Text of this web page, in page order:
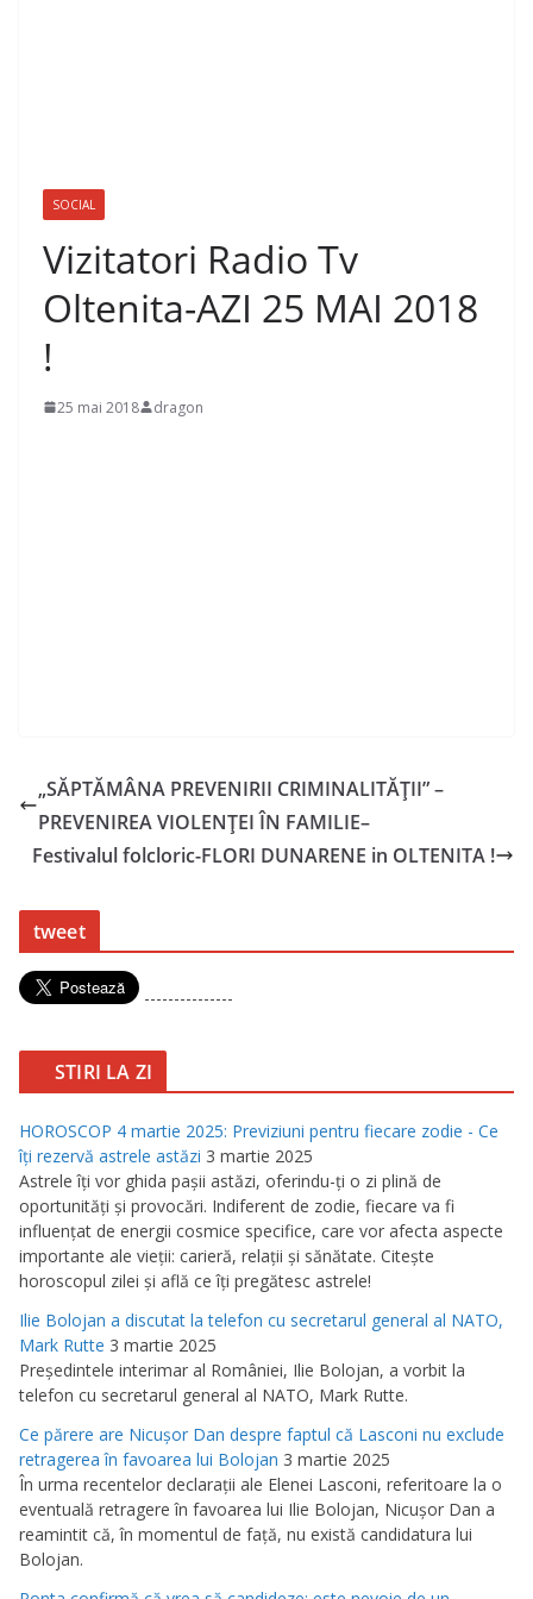
SOCIAL
Vizitatori Radio Tv
Oltenita-AZI 25 MAI 2018
!
25 mai 2018 dragon
„SĂPTĂMÂNA PREVENIRII CRIMINALITĂŢII” –
PREVENIREA VIOLENȚEI ÎN FAMILIE–
Festivalul folcloric-FLORI DUNARENE in OLTENITA !
tweet
---------------
STIRI LA ZI
HOROSCOP 4 martie 2025: Previziuni pentru fiecare zodie - Ce
îţi rezervă astrele astăzi 3 martie 2025
Astrele îţi vor ghida paşii astăzi, oferindu-ţi o zi plină de
oportunităţi şi provocări. Indiferent de zodie, fiecare va fi
influenţat de energii cosmice specifice, care vor afecta aspecte
importante ale vieţii: carieră, relaţii şi sănătate. Citeşte
horoscopul zilei şi află ce îţi pregătesc astrele!
Ilie Bolojan a discutat la telefon cu secretarul general al NATO,
Mark Rutte 3 martie 2025
Preşedintele interimar al României, Ilie Bolojan, a vorbit la
telefon cu secretarul general al NATO, Mark Rutte.
Ce părere are Nicuşor Dan despre faptul că Lasconi nu exclude
retragerea în favoarea lui Bolojan 3 martie 2025
În urma recentelor declaraţii ale Elenei Lasconi, referitoare la o
eventuală retragere în favoarea lui Ilie Bolojan, Nicuşor Dan a
reamintit că, în momentul de faţă, nu există candidatura lui
Bolojan.